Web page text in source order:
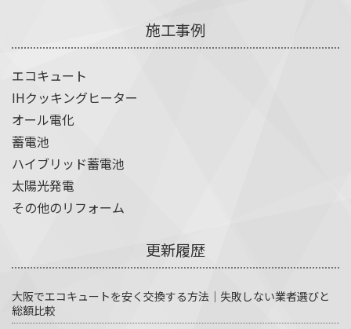
施工事例
エコキュート
IHクッキングヒーター
オール電化
蓄電池
ハイブリッド蓄電池
太陽光発電
その他のリフォーム
更新履歴
大阪でエコキュートを安く交換する方法｜失敗しない業者選びと
総額比較